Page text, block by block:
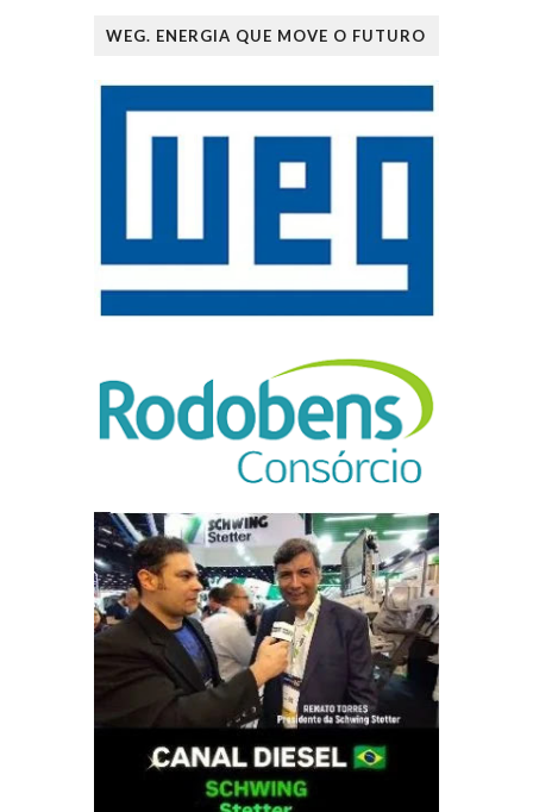
WEG. ENERGIA QUE MOVE O FUTURO